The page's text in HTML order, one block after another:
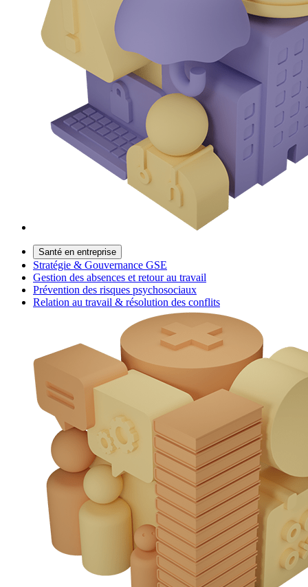
Santé en entreprise
Stratégie & Gouvernance GSE
Gestion des absences et retour au travail
Prévention des risques psychosociaux
Relation au travail & résolution des conflits